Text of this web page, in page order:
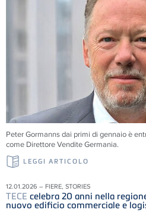
Peter Gormanns dai primi di gennaio è
come Direttore Vendite Germania.
LEGGI ARTICOLO
12.01.2026 – FIERE, STORIES
TECE celebra 20 anni nella
nuovo edificio commerciale e